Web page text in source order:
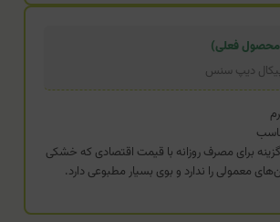
فعلی)
دیپ سنس
برای مصرف روزانه با قیمت اقتصادی که خشکی
معمولی را ندارد و بوی بسیار مطبوعی دارد.